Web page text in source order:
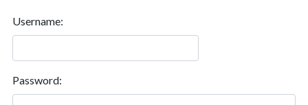
Username:
Password: